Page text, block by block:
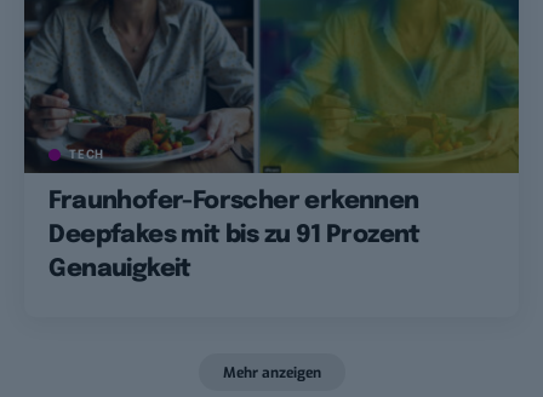
TECH
Fraunhofer-Forscher erkennen
Deepfakes mit bis zu 91 Prozent
Genauigkeit
Mehr anzeigen